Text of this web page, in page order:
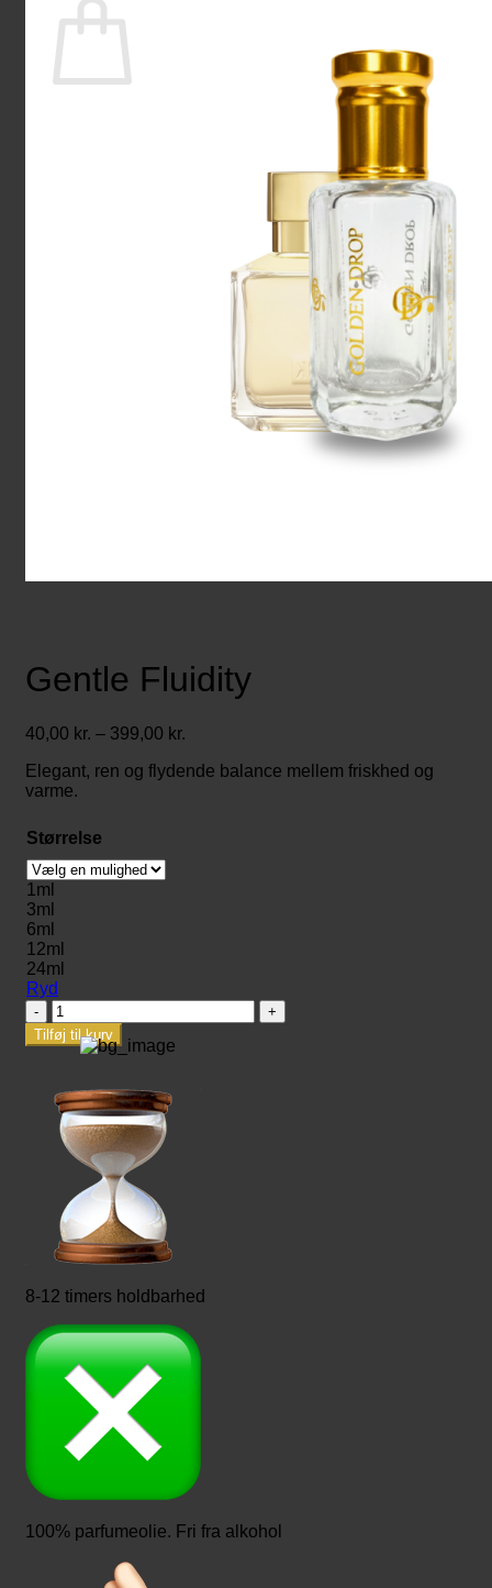
Gentle Fluidity
40,00 kr. – 399,00 kr.
til
Elegant, ren og flydende balance mellem friskhed og
varme.
Størrelse
1ml
3ml
6ml
12ml
24ml
Ryd
Gentle
Fluidity
antal
Tilføj til kurv
8-12 timers holdbarhed
100% parfumeolie. Fri fra alkohol